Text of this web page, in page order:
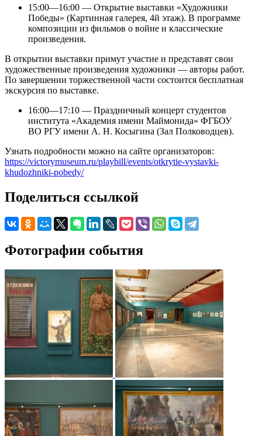
15:00—16:00 — Открытие выставки «Художники
Победы» (Картинная галерея, 4й этаж). В программе
композиции из фильмов о войне и классические
произведения.
В открытии выставки примут участие и представят свои
художественные произведения художники — авторы работ.
По завершении торжественной части состоится бесплатная
экскурсия по выставке.
16:00—17:10 — Праздничный концерт студентов
института «Академия имени Маймонида» ФГБОУ
ВО РГУ имени А. Н. Косыгина (Зал Полководцев).
Узнать подробности можно на сайте организаторов:
https://victorymuseum.ru/playbill/events/otkrytie-vystavki-
khudozhniki-pobedy/
Поделиться ссылкой
Фотографии события